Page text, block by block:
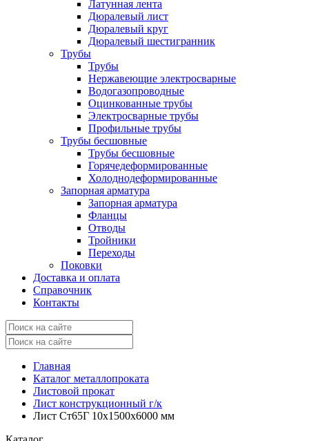
Латунная лента
Дюралевый лист
Дюралевый круг
Дюралевый шестигранник
Трубы
Трубы
Нержавеющие электросварные
Водогазопроводные
Оцинкованные трубы
Электросварные трубы
Профильные трубы
Трубы бесшовные
Трубы бесшовные
Горячедеформированные
Холоднодеформированные
Запорная арматура
Запорная арматура
Фланцы
Отводы
Тройники
Переходы
Поковки
Доставка и оплата
Справочник
Контакты
Главная
Каталог металлопроката
Листовой прокат
Лист конструкционный г/к
Лист Ст65Г 10x1500x6000 мм